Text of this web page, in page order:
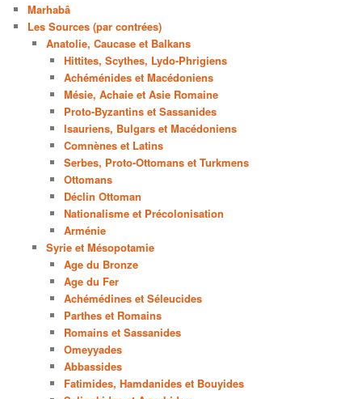
Marhabâ
Les Sources (par contrées)
Anatolie, Caucase et Balkans
Hittites, Scythes, Lydo-Phrigiens
Achéménides et Macédoniens
Mésie, Achaie et Asie Romaine
Proto-Byzantins et Sassanides
Isauriens, Bulgars et Macédoniens
Comnènes et Latins
Serbes, Proto-Ottomans et Turkmens
Ottomans
Déclin Ottoman
Nationalisme et Précolonisation
Arménie
Syrie et Mésopotamie
Age du Bronze
Age du Fer
Achémédines et Séleucides
Parthes et Romains
Romains et Sassanides
Omeyyades
Abbassides
Fatimides, Hamdanides et Bouyides